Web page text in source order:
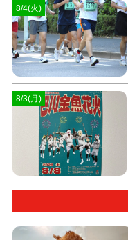
8/4(火)
8/3(月)